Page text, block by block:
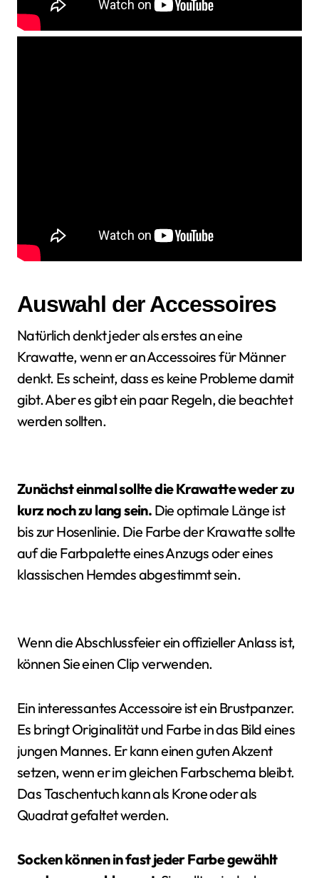
Auswahl der Accessoires
Natürlich denkt jeder als erstes an eine
Krawatte, wenn er an Accessoires für Männer
denkt. Es scheint, dass es keine Probleme damit
gibt. Aber es gibt ein paar Regeln, die beachtet
werden sollten.
Zunächst einmal sollte die Krawatte weder zu
kurz noch zu lang sein. Die optimale Länge ist
bis zur Hosenlinie. Die Farbe der Krawatte sollte
auf die Farbpalette eines Anzugs oder eines
klassischen Hemdes abgestimmt sein.
Wenn die Abschlussfeier ein offizieller Anlass ist,
können Sie einen Clip verwenden.
Ein interessantes Accessoire ist ein Brustpanzer.
Es bringt Originalität und Farbe in das Bild eines
jungen Mannes. Er kann einen guten Akzent
setzen, wenn er im gleichen Farbschema bleibt.
Das Taschentuch kann als Krone oder als
Quadrat gefaltet werden.
Socken können in fast jeder Farbe gewählt